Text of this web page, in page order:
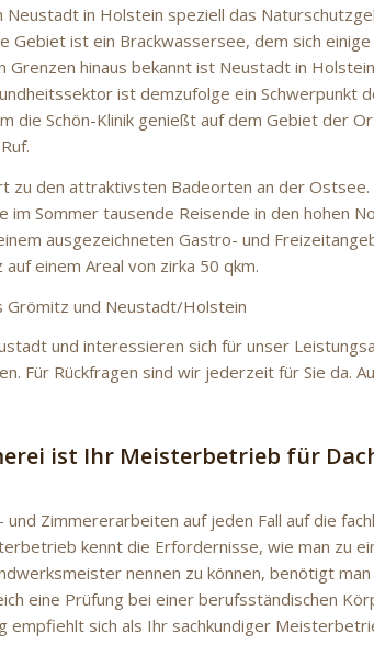
in Holstein speziell das
Gebiet ist ein Brackwassersee, dem sich einige
Grenzen hinaus bekannt ist Neustadt in
ist demzufolge ein Schwerpunkt
die Schön-Klinik genießt auf dem Gebiet der
zu den attraktivsten Badeorten an der Ostsee.
im Sommer tausende Reisende in den hohen
ausgezeichneten Gastro- und
einem Areal von zirka 50 qkm.
Grömitz und Neustadt/Holstein
und interessieren sich für unser
Für Rückfragen sind wir jederzeit für Sie da.
ist Ihr Meisterbetrieb für
und Zimmererarbeiten auf jeden Fall auf die
kennt die Erfordernisse, wie man zu
nennen zu können, benötigt
eine Prüfung bei einer berufsständischen
empfiehlt sich als Ihr sachkundiger